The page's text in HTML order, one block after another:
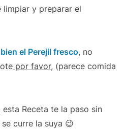
limpiar y preparar el
el Perejil fresco, no
por favor, (parece comida
Receta te la paso sin
curre la suya 😉